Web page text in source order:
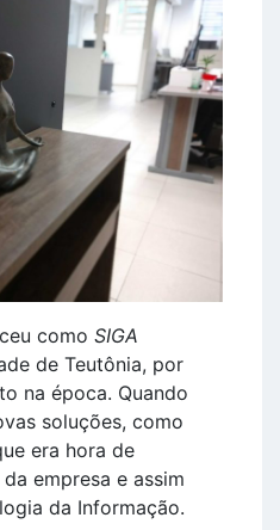
como SIGA
de Teutônia, por
na época. Quando
soluções, como
era hora de
empresa e assim
da Informação.